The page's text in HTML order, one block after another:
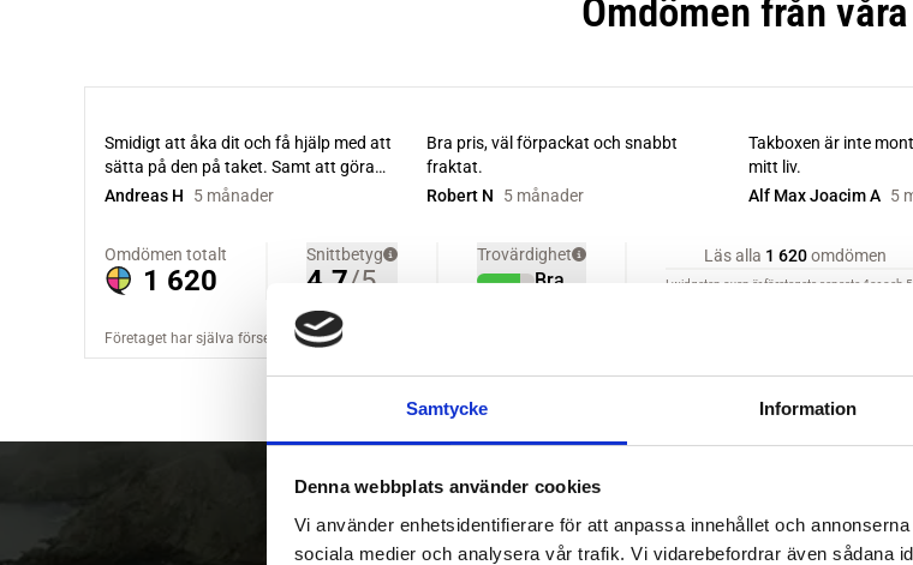
Samtycke Information
Denna webbplats använder cookies
Vi använder enhetsidentifierare för att anpassa innehållet och
sociala medier och analysera vår trafik. Vi vidarebefordrar även sådana